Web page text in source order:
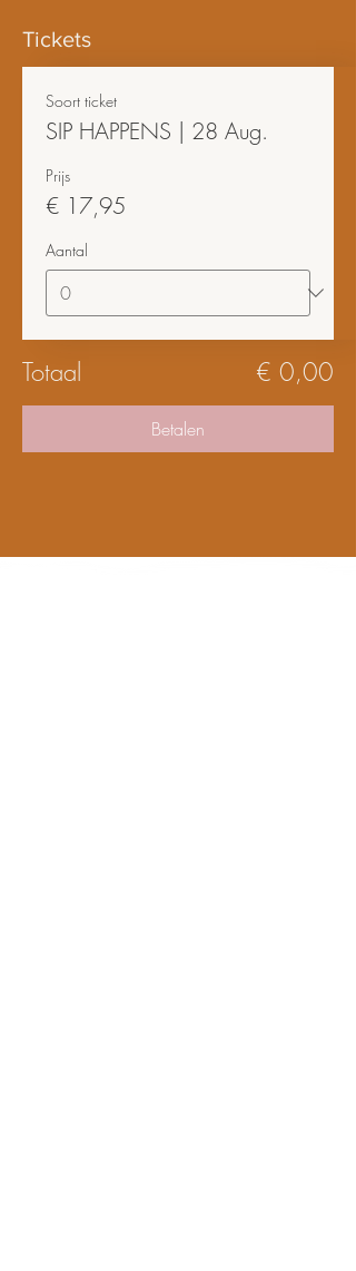
Tickets
Soort ticket
SIP HAPPENS | 28 Aug.
Prijs
€ 17,95
Aantal
Totaal € 0,00
Betalen